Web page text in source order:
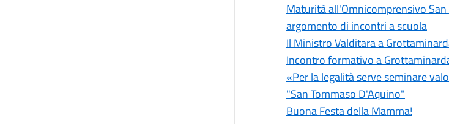
Maturità all'Omnicomprensivo
argomento di incontri a scuola
Il Ministro Valditara a
Incontro formativo a
«Per la legalità serve seminare
"San Tommaso D'Aquino"
Buona Festa della Mamma!